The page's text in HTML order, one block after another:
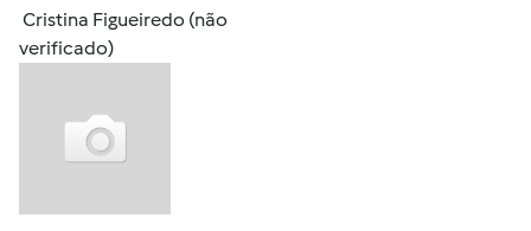
Cristina Figueiredo (não
verificado)